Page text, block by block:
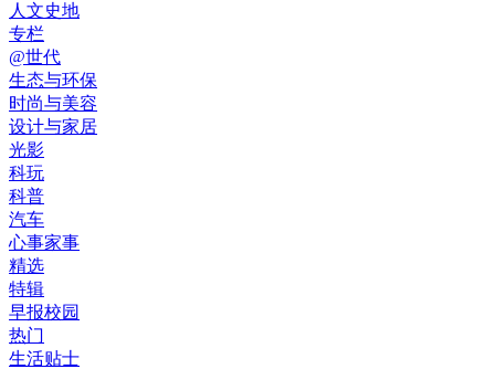
人文史地
专栏
@世代
生态与环保
时尚与美容
设计与家居
光影
科玩
科普
汽车
心事家事
精选
特辑
早报校园
热门
生活贴士